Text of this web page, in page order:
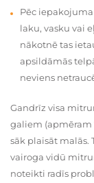
Pēc
laku, vasku vai
nākotnē tas
apsildāmās
neviens
Gandrīz visa
galiem (apmēram
sāk plaisāt malās.
vairoga vidū
noteikti radīs